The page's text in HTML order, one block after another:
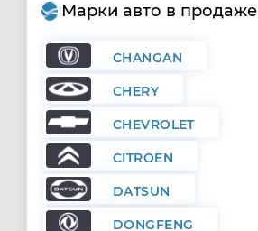
Марки авто в продаже
CHANGAN
CHERY
CHEVROLET
CITROEN
DATSUN
DONGFENG